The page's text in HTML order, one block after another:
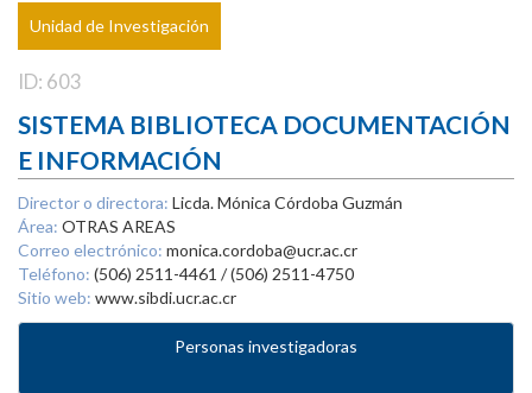
Unidad de Investigación
ID: 603
SISTEMA BIBLIOTECA DOCUMENTACIÓN
E INFORMACIÓN
Director o directora: Licda. Mónica Córdoba Guzmán
Área: OTRAS AREAS
Correo electrónico: monica.cordoba@ucr.ac.cr
Teléfono: (506) 2511-4461 / (506) 2511-4750
Sitio web: www.sibdi.ucr.ac.cr
Personas investigadoras